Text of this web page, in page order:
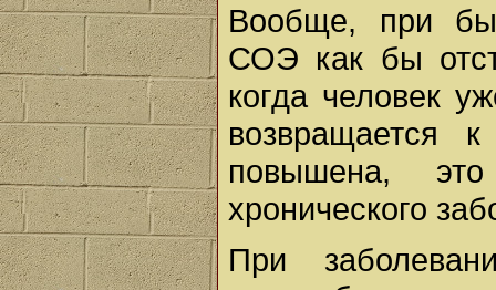
Вообще, при
СОЭ как бы
когда человек
возвращается
повышена,
хронического
При